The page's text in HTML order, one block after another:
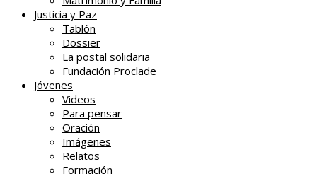
Justicia y Paz
Tablón
Dossier
La postal solidaria
Fundación Proclade
Jóvenes
Videos
Para pensar
Oración
Imágenes
Relatos
Formación